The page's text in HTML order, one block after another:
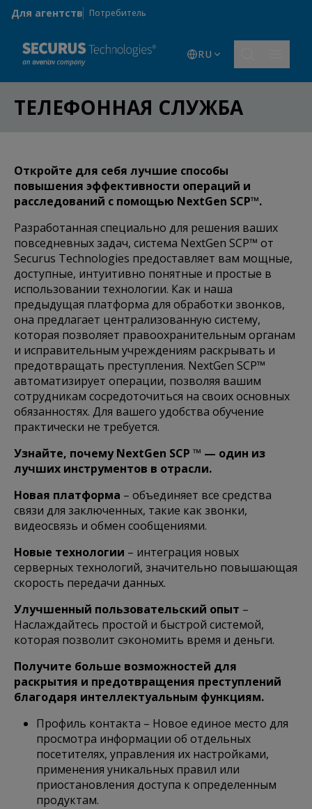
Skip to main content
Для агентств Потребитель
RU
ТЕЛЕФОННАЯ СЛУЖБА
Откройте для себя лучшие способы
повышения эффективности операций и
расследований с помощью NextGen SCP™.
Разработанная специально для решения ваших
повседневных задач, система NextGen SCP™ от
Securus Technologies предоставляет вам мощные,
доступные, интуитивно понятные и простые в
использовании технологии. Как и наша
предыдущая платформа для обработки звонков,
она предлагает централизованную систему,
которая позволяет правоохранительным органам
и исправительным учреждениям раскрывать и
предотвращать преступления. NextGen SCP™
автоматизирует операции, позволяя вашим
сотрудникам сосредоточиться на своих основных
обязанностях. Для вашего удобства обучение
практически не требуется.
Узнайте, почему NextGen SCP ™ — один из
лучших инструментов в отрасли.
Новая платформа – объединяет все средства
связи для заключенных, такие как звонки,
видеосвязь и обмен сообщениями.
Новые технологии – интеграция новых
серверных технологий, значительно повышающая
скорость передачи данных.
Улучшенный пользовательский опыт –
Наслаждайтесь простой и быстрой системой,
которая позволит сэкономить время и деньги.
Получите больше возможностей для
раскрытия и предотвращения преступлений
благодаря интеллектуальным функциям.
Профиль контакта – Новое единое место для
просмотра информации об отдельных
посетителях, управления их настройками,
применения уникальных правил или
приостановления доступа к определенным
продуктам.